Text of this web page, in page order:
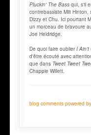
Pluckin' The Bass qui, s'il
contrebassiste Milt
Dizzy et Chu. Ici pourtant
un morceau de bravoure
Joe Heldridge.
De quoi faire oublierI Ain't
d'être écouté avec
que dans Tweet Tweet
Chappie Willett.
blog comments powered by